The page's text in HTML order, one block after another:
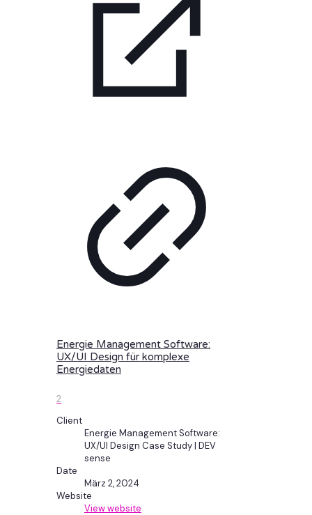
Energie Management Software:
UX/UI Design für komplexe
Energiedaten
2
Client
Energie Management Software:
UX/UI Design Case Study | DEV
sense
Date
März 2, 2024
Website
View website